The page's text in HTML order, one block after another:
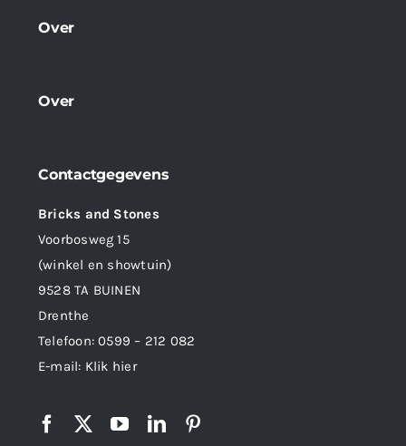
Over
Over
Contactgegevens
Bricks and Stones
Voorbosweg 15
(winkel en showtuin)
9528 TA BUINEN
Drenthe
Telefoon:0599 – 212 082
E-mail: Klik hier